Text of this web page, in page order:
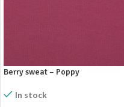
Berry sweat – Poppy
In stock